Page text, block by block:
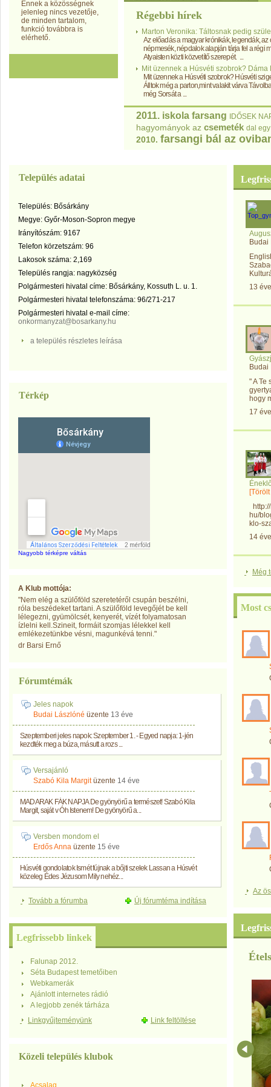
Ennek a közösségnek
jelenleg nincs vezetője,
de minden tartalom,
funkció továbbra is
elérhető.
Régebbi hírek
Marton Veronika: Táltosnak pedig
Az előadás a magyar krónikák, legendák,
népmesék, népdalok alapján tárja fel a régi
Atyaisten közti közvetítő szerepét. ...
Mit üzennek a Húsvéti szobrok? Dáma
Mit üzennek a Húsvéti szobrok? Húsvéti
Álltok még a parton,mint valakit várva
még Sorsát a ...
2011. iskola farsang IDŐSEK
hagyományok az csemeték dal egy
2010. farsangi bál az
Település adatai
Település: Bősárkány
Megye: Győr-Moson-Sopron megye
Irányítószám: 9167
Telefon körzetszám: 96
Lakosok száma: 2,169
Település rangja: nagyközség
Polgármesteri hivatal címe: Bősárkány, Kossuth L. u. 1.
Polgármesteri hivatal telefonszáma: 96/271-217
Polgármesteri hivatal e-mail címe:
onkormanyzat@bosarkany.hu
a település részletes leírása
Térkép
Nagyobb térképre váltás
A Klub mottója:
"Nem elég a szülőföld szeretetéről csupán beszélni,
róla beszédeket tartani. A szülőföld levegőjét be kell
lélegezni, gyümölcsét, kenyerét, vízét folyamatosan
ízlelni kell.Szineit, formáit szomjas lélekkel kell
emlékezetünkbe vésni, magunkévá tenni."
dr Barsi Ernő
Fórumtémák
Jeles napok
Budai Lászlóné üzente 13 éve
Szeptemberi jeles napok: Szeptember 1. - Egyed napja: 1-jén
kezdték meg a búza, másutt a rozs ...
Versajánló
Szabó Kila Margitüzente 14 éve
MADARAK FÁK NAPJA De gyönyörű a természet! Szabó Kila
Margit, saját v Óh Istenem! De gyönyörű a...
Versben mondom el
Erdős Anna üzente 15 éve
Húsvéti gondolatok Ismét fújnak a bőjti szelek Lassan a Húsvét
közeleg Édes Jézusom Mily nehéz...
Tovább a fórumba Új fórumtéma indítása
Legfrissebb linkek
Falunap 2012.
Séta Budapest temetőiben
Webkamerák
Ajánlott internetes rádió
A legjobb zenék tárháza
Linkgyűjteményünk
Link feltöltése
Közeli település klubok
Acsalag
Budai
13
Budai
" A Te
hogy
17
hu/
klo-
14
Még
Most
Az